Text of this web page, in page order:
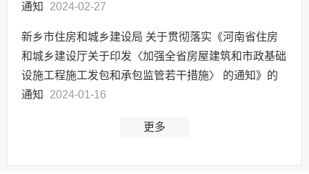
通知
2024-02-27
新乡市住房和城乡建设局 关于贯彻落实《河南省住房
和城乡建设厅关于印发〈加强全省房屋建筑和市政基础
设施工程施工发包和承包监管若干措施〉 的通知》的
通知
2024-01-16
更多